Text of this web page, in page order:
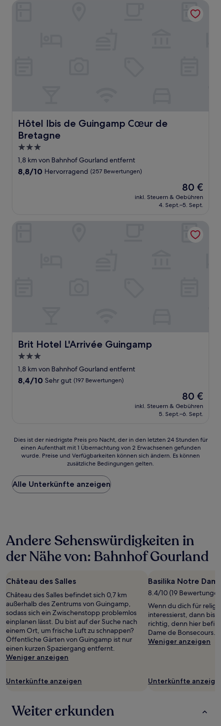
Hôtel Ibis de Guingamp Cœur de
Bretagne
Hôtel Ibis de Guingamp Cœur de Bretagne
3.0-
Sterne-
Unterkunft
1,8 km von Bahnhof Gourland entfernt
8.8
8,8/10 Hervorragend (257 Bewertungen)
Der
Preis
beträgt
80 €
inkl. Steuern & Gebühren
4. Sept.–5. Sept.
Brit Hotel L'Arrivée Guingamp
Brit Hotel L'Arrivée Guingamp
3.0-
Sterne-
Unterkunft
1,8 km von Bahnhof Gourland entfernt
8.4
8,4/10 Sehr gut (197 Bewertungen)
Der
Preis
beträgt
80 €
inkl. Steuern & Gebühren
5. Sept.–6. Sept.
Dies
der
Preis
pro
Nacht,
24 Stunden
für
einen
1 Übernachtung
von
2 Erwachsenen
gefunden
wurde.
Preise
und
Verfügbarkeiten
können
sich
Es
Bedingungen
gelten.
Dies ist der niedrigste Preis pro Nacht, der in den letzten 24 Stunden für
einen Aufenthalt mit 1 Übernachtung von 2 Erwachsenen gefunden
wurde. Preise und Verfügbarkeiten können sich ändern. Es können
zusätzliche Bedingungen gelten.
Alle Unterkünfte anzeigen
Andere Sehenswürdigkeiten in
der Nähe von: Bahnhof Gourland
Château des Salles
Château des Salles befindet sich 0,7 km
außerhalb des Zentrums von Guingamp,
sodass sich ein Zwischenstopp problemlos
einplanen lässt. Du bist auf der Suche nach
einem Ort, um frische Luft zu schnappen?
Öffentliche Gärten von Guingamp ist nur
einen kurzen Spaziergang entfernt.
Weniger anzeigen
Unterkünfte anzeigen
Basilika Notre
8.4/10 (19
Wenn du dich für
interessierst, dann bist
richtig, denn hier
Dame de Bonsecours.
Weniger anzeigen
Unterkünfte
Weiter erkunden